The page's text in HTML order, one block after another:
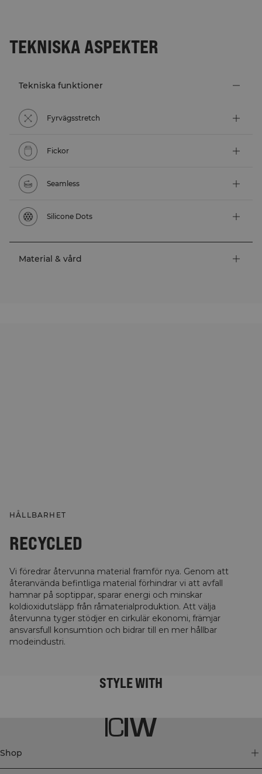
TEKNISKA ASPEKTER
Tekniska funktioner
Fyrvägsstretch
Fickor
Seamless
Silicone Dots
Material & vård
HÅLLBARHET
RECYCLED
Vi föredrar återvunna material framför nya. Genom att
återanvända befintliga material förhindrar vi att avfall
hamnar på soptippar, sparar energi och minskar
koldioxidutsläpp från råmaterialproduktion. Att välja
återvunna tyger stödjer en cirkulär ekonomi, främjar
ansvarsfull konsumtion och bidrar till en mer hållbar
modeindustri.
STYLE WITH
Shop